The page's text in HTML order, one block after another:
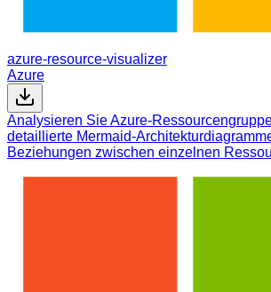
azure-resource-visualizer
Azure
Analysieren Sie Azure-
detaillierte Mermaid-
Beziehungen zwischen einzelnen